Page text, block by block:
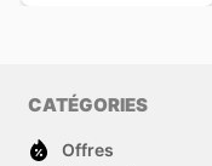
CATÉGORIES
Offres